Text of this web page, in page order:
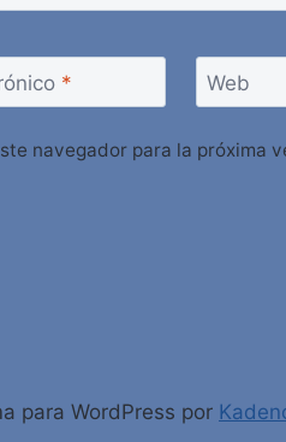
* Web
navegador para la próxima
para WordPress por